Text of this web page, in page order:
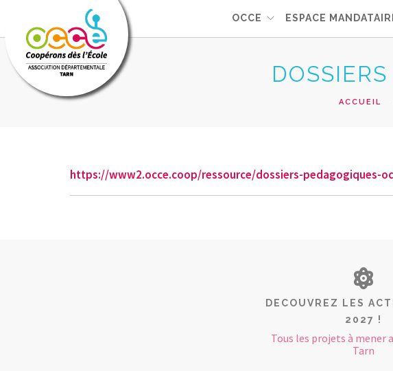
OCCE ESPACE
ACCUEIL
https://www2.occe.coop/ressource/dossiers-pedagogiques-
DECOUVREZ LES
2027 !
Tous les projets à mener
Tarn